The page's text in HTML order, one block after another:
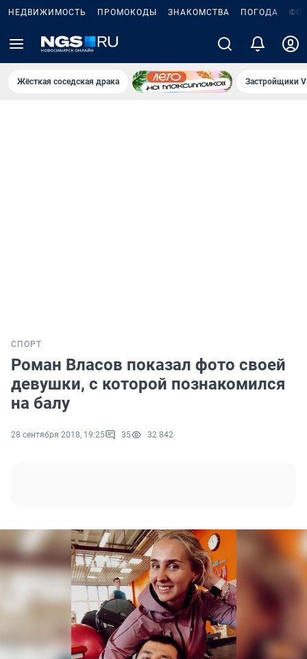
НЕДВИЖИМОСТЬ ПРОМОКОДЫ ЗНАКОМСТВА ПОГОДА
Жёсткая соседская драка Застройщики
СПОРТ
Роман Власов показал фото своей
девушки, с которой познакомился
на балу
28 сентября 2018, 19:25 35 32 842